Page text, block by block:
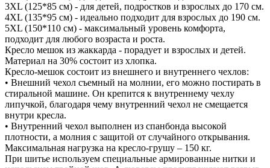
3XL (125*85 см) - для детей, подростков и взрослых до 170 см.
4XL (135*95 см) - идеально подходит для взрослых до 190 см.
5XL (150*110 см) - максимальный уровень комфорта,
подходит для любого возраста и роста.
Кресло мешок из жаккарда - порадует и взрослых и детей.
Материал на 30% состоит из хлопка.
Кресло-мешок состоит из внешнего и внутреннего чехлов:
• Внешний чехол съемный на молнии, его можно постирать в
стиральной машине. Он крепится к внутреннему чехлу
липучкой, благодаря чему внутренний чехол не смещается
внутри кресла.
• Внутренний чехол выполнен из спанбонда высокой
плотности, а молния с защитой от случайного открывания.
Максимальная нагрузка на кресло-грушу – 150 кг.
При шитье используем специальные армированные нитки и